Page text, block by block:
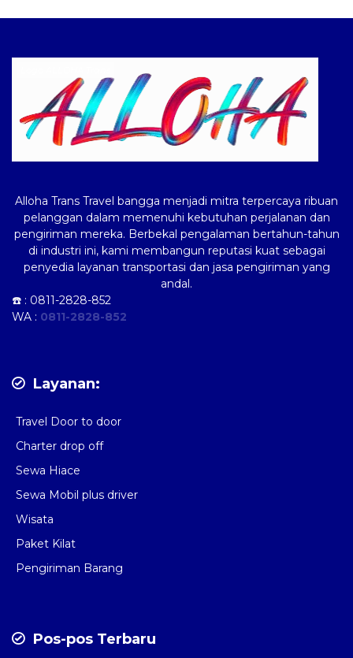
Alloha Trans Travel bangga menjadi mitra terpercaya ribuan
pelanggan dalam memenuhi kebutuhan perjalanan dan
pengiriman mereka. Berbekal pengalaman bertahun-tahun
di industri ini, kami membangun reputasi kuat sebagai
penyedia layanan transportasi dan jasa pengiriman yang
andal.
☎️ : 0811-2828-852
WA : 0811-2828-852
Layanan:
Travel Door to door
Charter drop off
Sewa Hiace
Sewa Mobil plus driver
Wisata
Paket Kilat
Pengiriman Barang
Pos-pos Terbaru